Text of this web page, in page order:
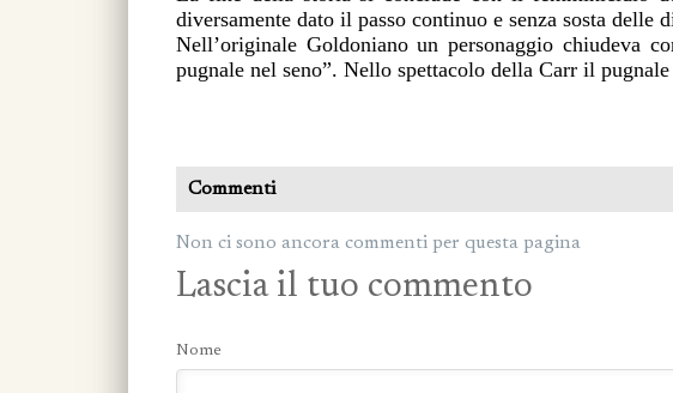
diversamente dato il passo continuo e senza sosta delle
Nell’originale Goldoniano un personaggio chiudeva
pugnale nel seno”. Nello spettacolo della Carr il
Commenti
Non ci sono ancora commenti per questa pagina
Lascia il tuo commento
Nome